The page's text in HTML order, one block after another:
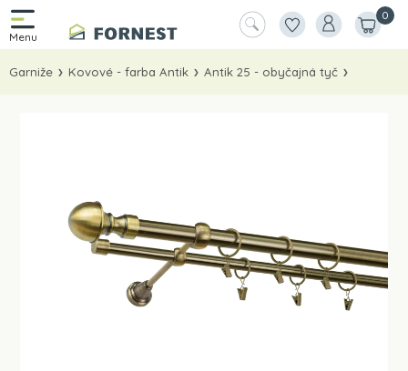
0
Garniže Kovové - farba Antik Antik 25 - obyčajná tyč